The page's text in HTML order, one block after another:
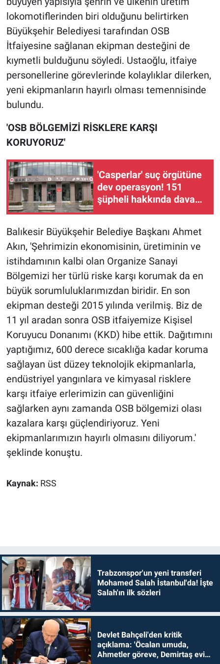
lokomotiflerinden biri olduğunu belirtirken
Büyükşehir Belediyesi tarafından OSB
İtfaiyesine sağlanan ekipman desteğini de
kıymetli bulduğunu söyledi. Ustaoğlu, itfaiye
personellerine görevlerinde kolaylıklar dilerken,
yeni ekipmanların hayırlı olması temennisinde
bulundu.
'OSB BÖLGEMİZİ RİSKLERE KARŞI
KORUYORUZ'
'Casperlar' suç örgütüne
dev operasyon! 151
şüpheli hakkında dava
Balıkesir Büyükşehir Belediye Başkanı Ahmet
Akın, 'Şehrimizin ekonomisinin, üretiminin ve
istihdamının kalbi olan Organize Sanayi
Bölgemizi her türlü riske karşı korumak da en
büyük sorumluluklarımızdan biridir. En son
ekipman desteği 2015 yılında verilmiş. Biz de
11 yıl aradan sonra OSB itfaiyemize Kişisel
Koruyucu Donanımı (KKD) hibe ettik. Dağıtımını
yaptığımız, 600 derece sıcaklığa kadar koruma
sağlayan üst düzey teknolojik ekipmanlarla,
endüstriyel yangınlara ve kimyasal risklere
karşı itfaiye erlerimizin can güvenliğini
sağlarken aynı zamanda OSB bölgemizi olası
kazalara karşı güçlendiriyoruz. Yeni
ekipmanlarımızın hayırlı olmasını diliyorum.'
şeklinde konuştu.
Kaynak: RSS
Trabzonspor'un yeni transferi
Mohamed Salah İstanbul'da! İşte
Salah'ın ilk sözleri
Devlet Bahçeli'den kritik
açıklama: 'Öcalan umuda,
Ahmetler göreve, Demirtaş evine